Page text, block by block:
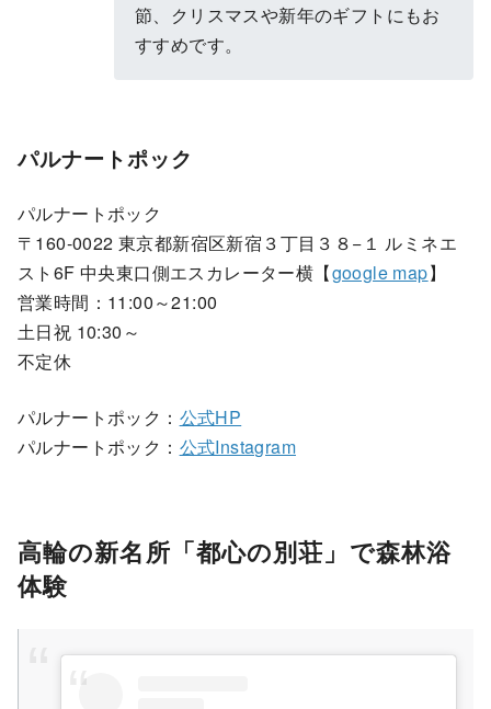
節、クリスマスや新年のギフトにもお
すすめです。
パルナートポック
パルナートポック
〒160-0022 東京都新宿区新宿３丁目３８−１ ルミネエ
スト6F 中央東口側エスカレーター横【google map】
営業時間：11:00～21:00
土日祝 10:30～
不定休
パルナートポック： 公式HP
パルナートポック： 公式Instagram
高輪の新名所「都心の別荘」で森林浴
体験